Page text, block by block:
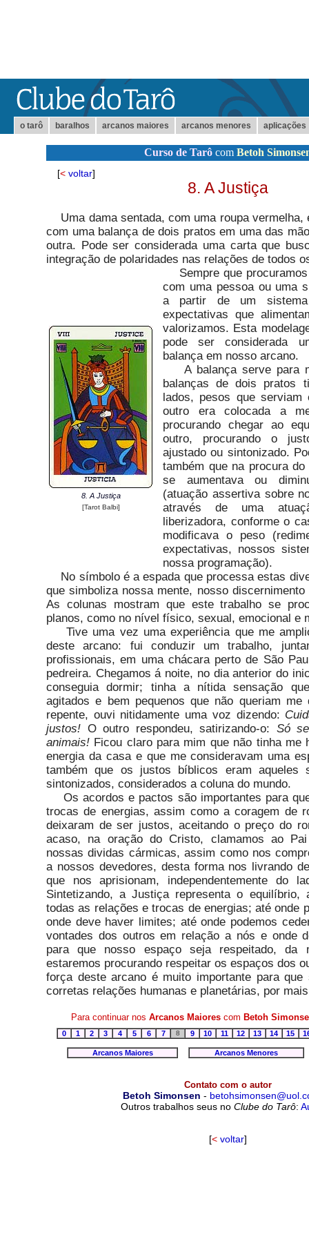
o tarô baralhos arcanos maiores arcanos menores aplicações
Curso de Tarô com Betoh
[< voltar]
8. A Justiça
Uma dama sentada, com uma roupa vermelha,
com uma balança de dois pratos em uma das
outra. Pode ser considerada uma carta que
integração de polaridades nas relações de todos
8. A Justiça
[Tarot Balbi]
Sempre que
com uma pessoa ou uma
a partir de um
expectativas que
valorizamos. Esta
pode ser considerada
balança em nosso arcano.
A balança serve para
balanças de dois pratos
lados, pesos que serviam
outro era colocada a
procurando chegar ao
outro, procurando o
ajustado ou sintonizado.
também que na procura
se aumentava ou
(atuação assertiva sobre
através de uma
liberizadora, conforme o
modificava o peso
expectativas, nossos
nossa programação).
No símbolo é a espada que processa estas
que simboliza nossa mente, nosso
As colunas mostram que este trabalho se
planos, como no nível físico, sexual, emocional e
Tive uma vez uma experiência que me
deste arcano: fui conduzir um trabalho,
profissionais, em uma chácara perto de São
pedreira. Chegamos á noite, no dia anterior do
conseguia dormir; tinha a nítida sensação
agitados e bem pequenos que não queriam
repente, ouvi nitidamente uma voz dizendo:
justos! O outro respondeu, satirizando-o: Só
animais! Ficou claro para mim que não tinha me
energia da casa e que me consideravam uma
também que os justos bíblicos eram aqueles
sintonizados, considerados a coluna do mundo.
Os acordos e pactos são importantes para
trocas de energias, assim como a coragem de
deixaram de ser justos, aceitando o preço do
acaso, na oração do Cristo, clamamos ao
nossas dividas cármicas, assim como nos
a nossos devedores, desta forma nos livrando
que nos aprisionam, independentemente do
Sintetizando, a Justiça representa o equilíbrio,
todas as relações e trocas de energias; até onde
onde deve haver limites; até onde podemos
vontades dos outros em relação a nós e onde
para que nosso espaço seja respeitado, da
estaremos procurando respeitar os espaços dos
força deste arcano é muito importante para que
corretas relações humanas e planetárias, por
Para continuar nos Arcanos Maiorescom Betoh
0 1 2 3 4 5 6 7 8 9 10 11 12 13 14 15
Arcanos Maiores Arcanos Menores
Contato com o autor
Betoh Simonsen -
Outros trabalhos seus no Clube do Tarô:
[<voltar]